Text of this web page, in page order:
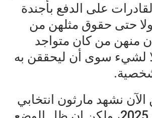
على الدفع بأجندة
حتى حقوق مثلهن من
منهن من كان متواجد
لشيء سوى أن ليحققن به
الآن نشهد مارثون انتخابي